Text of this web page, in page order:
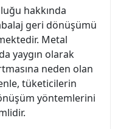
hakkında
geri dönüşümü
Metal
yaygın olarak
neden olan
tüketicilerin
yöntemlerini